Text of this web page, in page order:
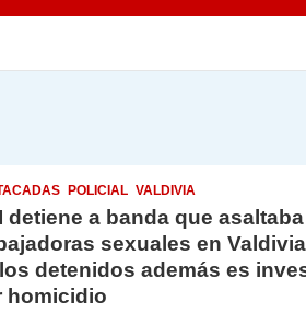
POLICIAL VALDIVIA
detiene a banda que
sexuales en
detenidos además es
homicidio